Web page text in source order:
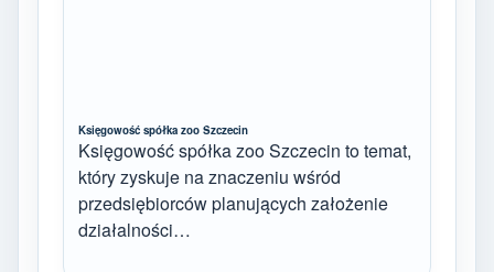
Księgowość spółka zoo Szczecin
Księgowość spółka zoo Szczecin to temat,
który zyskuje na znaczeniu wśród
przedsiębiorców planujących założenie
działalności…